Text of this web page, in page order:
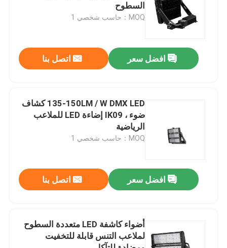
أشرطة فيديو
معلومات عنا
اطلب اقتباس
أضواء محكمة رياضية LED
ضوء الفيضانات LED في الهواء الطلق
السطوح
MOQ：حاسب شخصي 1
افضل سعر اتصل بنا
135-150LM / W DMX LED كشاف
ضوء ، IK09 إضاءة LED للملاعب
الرياضية
MOQ：حاسب شخصي 1
افضل سعر اتصل بنا
أضواء كاشفة LED متعددة السطوح
لملاعب التنس قابلة للتخفيت